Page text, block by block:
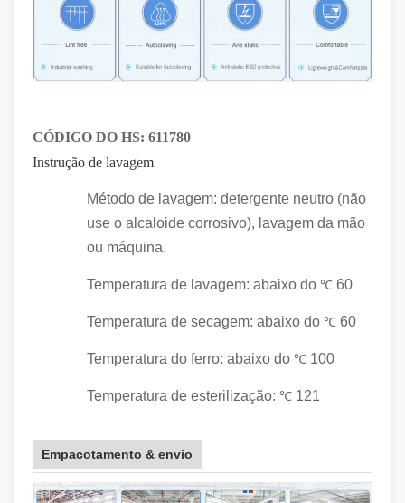
CÓDIGO DO HS: 611780
Instrução de lavagem
Método de lavagem: detergente neutro (não
use o alcaloide corrosivo), lavagem da mão
ou máquina.
Temperatura de lavagem: abaixo do ℃ 60
Temperatura de secagem: abaixo do ℃ 60
Temperatura do ferro: abaixo do ℃ 100
Temperatura de esterilização: ℃ 121
Empacotamento & envio